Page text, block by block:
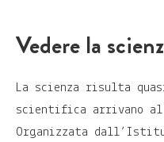
Vedere la
La scienza risulta
scientifica arrivano al
Organizzata